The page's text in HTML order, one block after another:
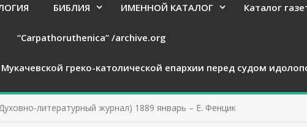
БИБЛИЯ ИМЕННОЙ КАТАЛОГ Каталог
“Carpathoruthenica” /archive.org
греко-католической епархии перед судом
литературный журнал) 1889 январь – Е. Фенцик